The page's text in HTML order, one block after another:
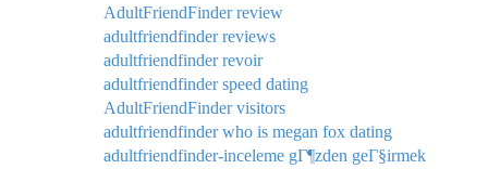
AdultFriendFinder review
adultfriendfinder reviews
adultfriendfinder revoir
adultfriendfinder speed dating
AdultFriendFinder visitors
adultfriendfinder who is megan fox dating
adultfriendfinder-inceleme gГ¶zden geГ§irmek